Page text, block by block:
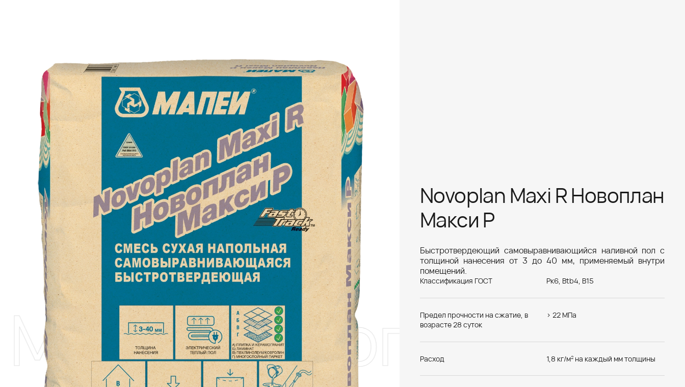
R Новоплан
Novoplan Maxi R Новоплан
Макси Р
Быстротвердеющий самовыравнивающийся наливной пол с
толщиной нанесения от 3 до 40 мм, применяемый внутри
помещений.
Классификация ГОСТ Рк6, Btb4, B15
Предел прочности на сжатие, в
возрасте 28 суток
> 22 МПа
Расход 1,8 кг/м2 на каждый мм толщины